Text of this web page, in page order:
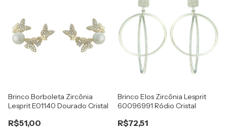
Brinco Borboleta Zircônia
Lesprit E01140 Dourado Cristal
R$51,00
Brinco Elos Zircônia Lesprit
60096991 Ródio Cristal
R$72,51